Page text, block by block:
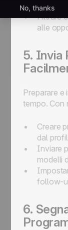
Filtrare
alle
5. Invia
Preparare e
tempo. Con
Creare
dal
Inviare
modelli
follow-
6.